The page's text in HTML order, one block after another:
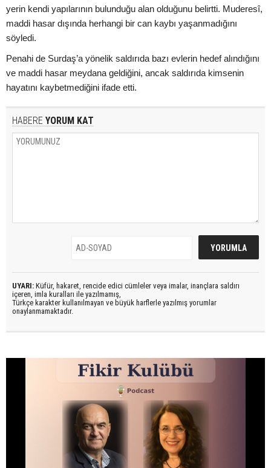
yerin kendi yapılarının bulunduğu alan olduğunu belirtti. Muderesî,
maddi hasar dışında herhangi bir can kaybı yaşanmadığını
söyledi.
Penahi de Surdaş’a yönelik saldırıda bazı evlerin hedef alındığını
ve maddi hasar meydana geldiğini, ancak saldırıda kimsenin
hayatını kaybetmediğini ifade etti.
HABERE YORUM KAT
UYARI: Küfür, hakaret, rencide edici cümleler veya imalar, inançlara saldırı
içeren, imla kuralları ile yazılmamış,
Türkçe karakter kullanılmayan ve büyük harflerle yazılmış yorumlar
onaylanmamaktadır.